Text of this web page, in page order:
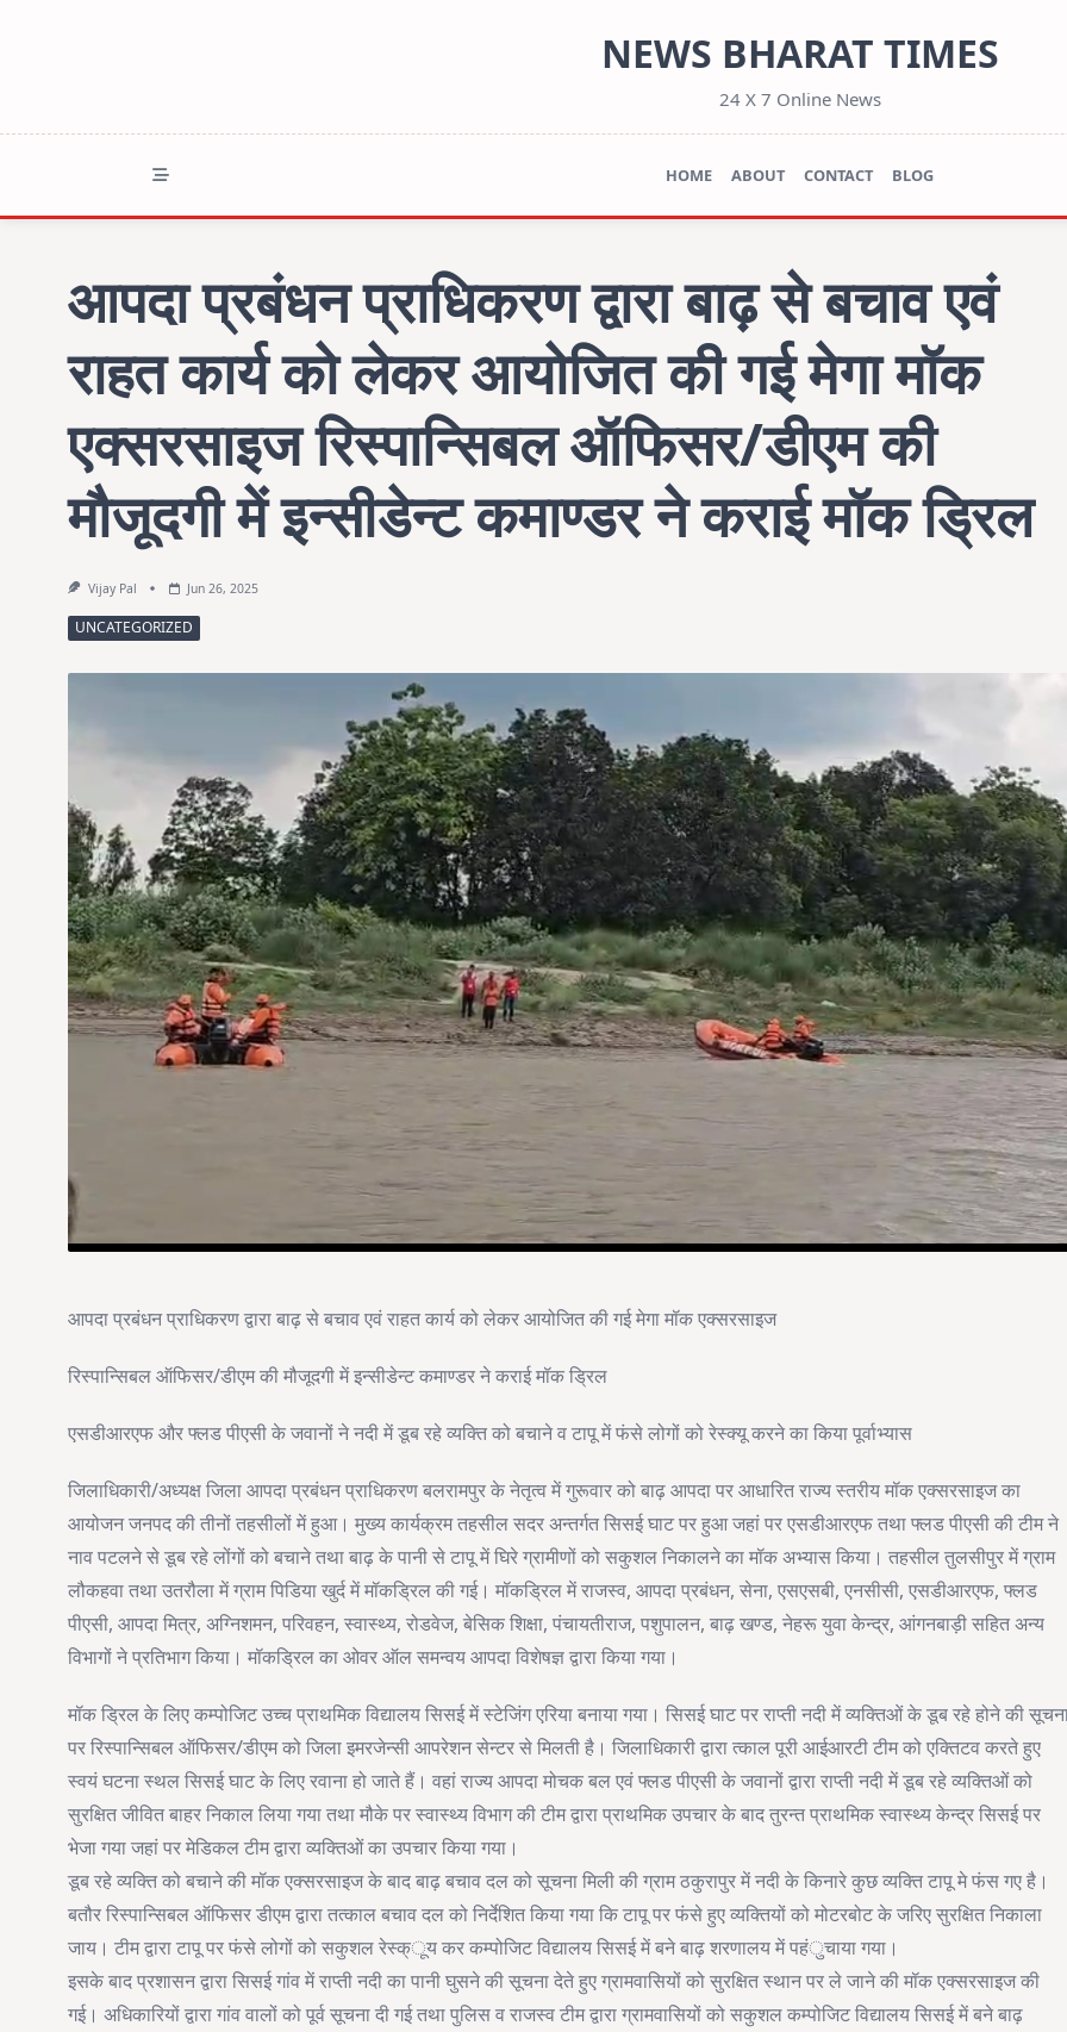
NEWS BHARAT TIMES
24 X 7 Online News
HOME ABOUT CONTACT BLOG
आपदा प्रबंधन प्राधिकरण द्वारा बाढ़ से बचाव एवं
राहत कार्य को लेकर आयोजित की गई मेगा मॉक
एक्सरसाइज रिस्पान्सिबल ऑफिसर/डीएम की
मौजूदगी में इन्सीडेन्ट कमाण्डर ने कराई मॉक ड्रिल
Vijay Pal Jun 26, 2025
UNCATEGORIZED
आपदा प्रबंधन प्राधिकरण द्वारा बाढ़ से बचाव एवं राहत कार्य को लेकर आयोजित की गई मेगा मॉक एक्सरसाइज
रिस्पान्सिबल ऑफिसर/डीएम की मौजूदगी में इन्सीडेन्ट कमाण्डर ने कराई मॉक ड्रिल
एसडीआरएफ और फ्लड पीएसी के जवानों ने नदी में डूब रहे व्यक्ति को बचाने व टापू में फंसे लोगों को रेस्क्यू करने का किया पूर्वाभ्यास
जिलाधिकारी/अध्यक्ष जिला आपदा प्रबंधन प्राधिकरण बलरामपुर के नेतृत्व में गुरूवार को बाढ़ आपदा पर आधारित राज्य स्तरीय मॉक एक्सरसाइज का
आयोजन जनपद की तीनों तहसीलों में हुआ। मुख्य कार्यक्रम तहसील सदर अन्तर्गत सिसई घाट पर हुआ जहां पर एसडीआरएफ तथा फ्लड पीएसी की टीम ने
नाव पटलने से डूब रहे लोंगों को बचाने तथा बाढ़ के पानी से टापू में घिरे ग्रामीणों को सकुशल निकालने का मॉक अभ्यास किया। तहसील तुलसीपुर में ग्राम
लौकहवा तथा उतरौला में ग्राम पिडिया खुर्द में मॉकड्रिल की गई। मॉकड्रिल में राजस्व, आपदा प्रबंधन, सेना, एसएसबी, एनसीसी, एसडीआरएफ, फ्लड
पीएसी, आपदा मित्र, अग्निशमन, परिवहन, स्वास्थ्य, रोडवेज, बेसिक शिक्षा, पंचायतीराज, पशुपालन, बाढ़ खण्ड, नेहरू युवा केन्द्र, आंगनबाड़ी सहित अन्य
विभागों ने प्रतिभाग किया। मॉकड्रिल का ओवर ऑल समन्वय आपदा विशेषज्ञ द्वारा किया गया।
मॉक ड्रिल के लिए कम्पोजिट उच्च प्राथमिक विद्यालय सिसई में स्टेजिंग एरिया बनाया गया। सिसई घाट पर राप्ती नदी में व्यक्तिओं के डूब रहे होने की
पर रिस्पान्सिबल ऑफिसर/डीएम को जिला इमरजेन्सी आपरेशन सेन्टर से मिलती है। जिलाधिकारी द्वारा त्काल पूरी आईआरटी टीम को एक्तिटव करते हुए
स्वयं घटना स्थल सिसई घाट के लिए रवाना हो जाते हैं। वहां राज्य आपदा मोचक बल एवं फ्लड पीएसी के जवानों द्वारा राप्ती नदी में डूब रहे व्यक्तिओं को
सुरक्षित जीवित बाहर निकाल लिया गया तथा मौके पर स्वास्थ्य विभाग की टीम द्वारा प्राथमिक उपचार के बाद तुरन्त प्राथमिक स्वास्थ्य केन्द्र सिसई पर
भेजा गया जहां पर मेडिकल टीम द्वारा व्यक्तिओं का उपचार किया गया।
डूब रहे व्यक्ति को बचाने की मॉक एक्सरसाइज के बाद बाढ़ बचाव दल को सूचना मिली की ग्राम ठकुरापुर में नदी के किनारे कुछ व्यक्ति टापू मे फंस गए है।
बतौर रिस्पान्सिबल ऑफिसर डीएम द्वारा तत्काल बचाव दल को निर्देशित किया गया कि टापू पर फंसे हुए व्यक्तियों को मोटरबोट के जरिए सुरक्षित निकाला
जाय। टीम द्वारा टापू पर फंसे लोगों को सकुशल रेस्क्ूय कर कम्पोजिट विद्यालय सिसई में बने बाढ़ शरणालय में पहंुचाया गया।
इसके बाद प्रशासन द्वारा सिसई गांव में राप्ती नदी का पानी घुसने की सूचना देते हुए ग्रामवासियों को सुरक्षित स्थान पर ले जाने की मॉक एक्सरसाइज की
गई। अधिकारियों द्वारा गांव वालों को पूर्व सूचना दी गई तथा पुलिस व राजस्व टीम द्वारा ग्रामवासियों को सकुशल कम्पोजिट विद्यालय सिसई में बने बाढ़